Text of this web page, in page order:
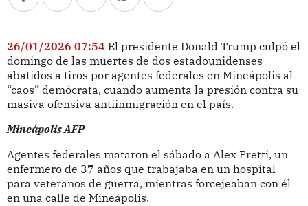
26/01/2026 07:54 El presidente Donald Trump culpó el
domingo de las muertes de dos estadounidenses
abatidos a tiros por agentes federales en Mineápolis al
“caos” demócrata, cuando aumenta la presión contra su
masiva ofensiva antiinmigración en el país.
Mineápolis AFP
Agentes federales mataron el sábado a Alex Pretti, un
enfermero de 37 años que trabajaba en un hospital
para veteranos de guerra, mientras forcejeaban con él
en una calle de Mineápolis.